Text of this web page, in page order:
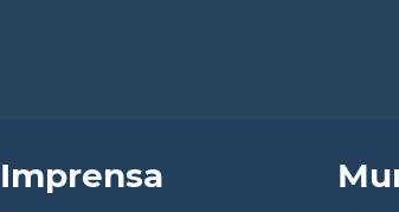
Imprensa